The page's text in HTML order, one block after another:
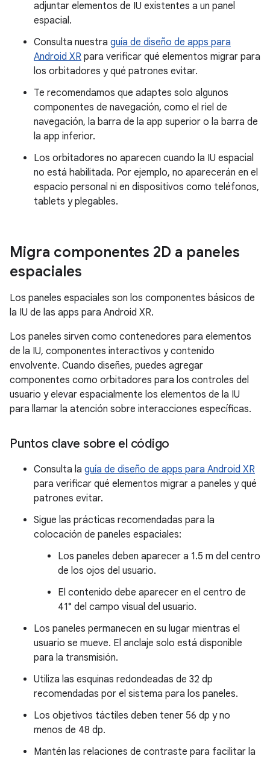
adjuntar elementos de IU existentes a un panel
espacial.
Consulta nuestra guía de diseño de apps para
Android XR para verificar qué elementos migrar para
los orbitadores y qué patrones evitar.
Te recomendamos que adaptes solo algunos
componentes de navegación, como el riel de
navegación, la barra de la app superior o la barra de
la app inferior.
Los orbitadores no aparecen cuando la IU espacial
no está habilitada. Por ejemplo, no aparecerán en el
espacio personal ni en dispositivos como teléfonos,
tablets y plegables.
Migra componentes 2D a paneles
espaciales
Los paneles espaciales son los componentes básicos de
la IU de las apps para Android XR.
Los paneles sirven como contenedores para elementos
de la IU, componentes interactivos y contenido
envolvente. Cuando diseñes, puedes agregar
componentes como orbitadores para los controles del
usuario y elevar espacialmente los elementos de la IU
para llamar la atención sobre interacciones específicas.
Puntos clave sobre el código
Consulta la guía de diseño de apps para Android XR
para verificar qué elementos migrar a paneles y qué
patrones evitar.
Sigue las prácticas recomendadas para la
colocación de paneles espaciales:
Los paneles deben aparecer a 1.5 m del centro
de los ojos del usuario.
El contenido debe aparecer en el centro de
41° del campo visual del usuario.
Los paneles permanecen en su lugar mientras el
usuario se mueve. El anclaje solo está disponible
para la transmisión.
Utiliza las esquinas redondeadas de 32 dp
recomendadas por el sistema para los paneles.
Los objetivos táctiles deben tener 56 dp y no
menos de 48 dp.
Mantén las relaciones de contraste para facilitar la